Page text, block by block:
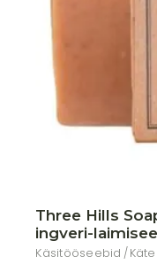
Three Hills
ingveri-
Käsitööseebid